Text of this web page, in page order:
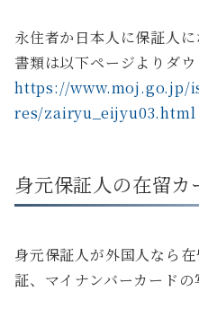
永住者か日本人に保証人に
書類は以下ページよりダウ
https://www.moj.go.jp/
res/zairyu_eijyu03.html
身元保証人の在留カ
身元保証人が外国人なら
証、マイナンバーカード